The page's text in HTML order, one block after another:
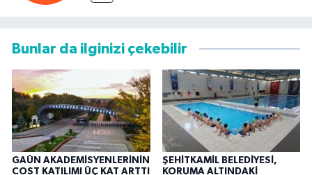
Bunlar da ilginizi çekebilir
GAÜN AKADEMİSYENLERİNİN
COST KATILIMI ÜÇ KAT ARTTI
ŞEHİTKAMİL BELEDİYESİ,
KORUMA ALTINDAKİ